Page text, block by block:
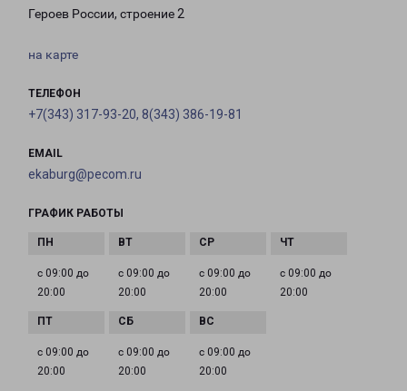
Героев России, строение 2
на карте
ТЕЛЕФОН
+7(343) 317-93-20, 8(343) 386-19-81
EMAIL
ekaburg@pecom.ru
ГРАФИК РАБОТЫ
с 09:00 до
20:00
с 09:00 до
20:00
с 09:00 до
20:00
с 09:00 до
20:00
с 09:00 до
20:00
с 09:00 до
20:00
с 09:00 до
20:00